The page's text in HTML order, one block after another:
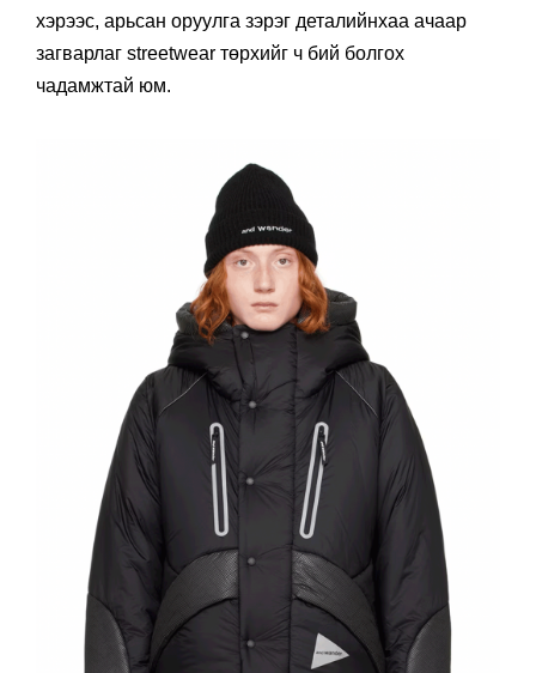
хэрээс, арьсан оруулга зэрэг деталийнхаа ачаар
загварлаг streetwear төрхийг ч бий болгох
чадамжтай юм.